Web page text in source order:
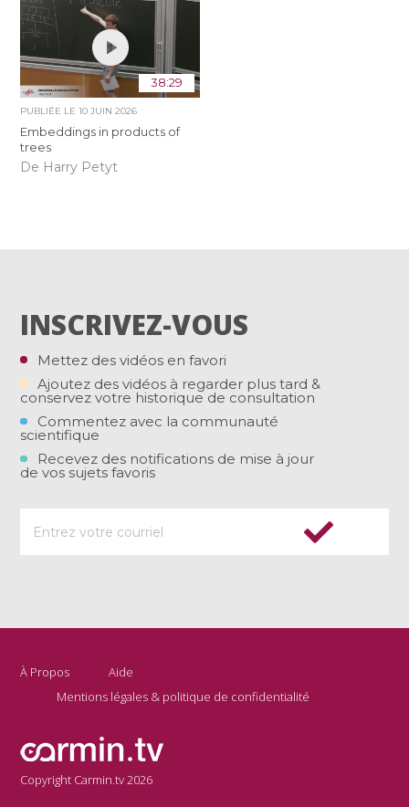
38:29
PUBLIÉE LE10 JUIN 2026
Embeddings in products of
trees
De Harry Petyt
INSCRIVEZ-VOUS
Mettez des vidéos en favori
Ajoutez des vidéos à regarder plus tard &
conservez votre historique de consultation
Commentez avec la communauté
scientifique
Recevez des notifications de mise à jour
de vos sujets favoris
À Propos
Aide
Mentions légales & politique de confidentialité
Copyright Carmin.tv 2026